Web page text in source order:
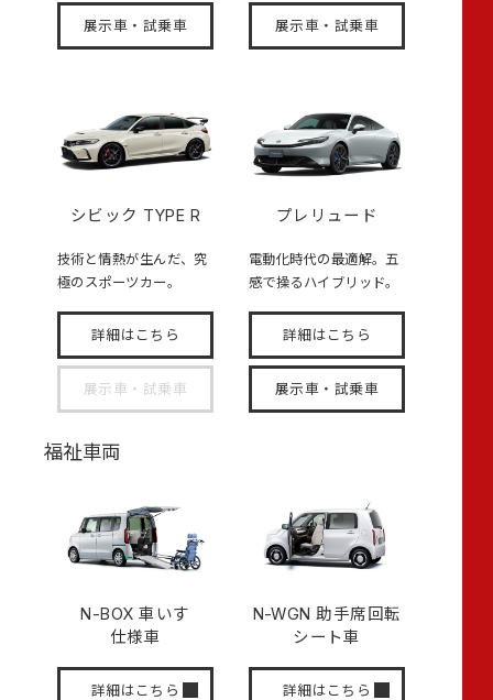
展示車・試乗車 展示車・試乗車
シビック TYPE R
技術と情熱が生んだ、究
極のスポーツカー。
詳細はこちら
展示車・試乗車
プレリュード
電動化時代の最適解。五
感で操るハイブリッド。
詳細はこちら
展示車・試乗車
福祉車両
N-BOX車いす
仕様車
詳細はこちら
N-WGN 助手席回転
シート車
詳細はこちら